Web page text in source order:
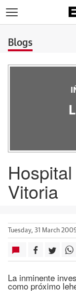
Blogs
Vitoria
Tuesday, 31 March
La inminente
como próximo